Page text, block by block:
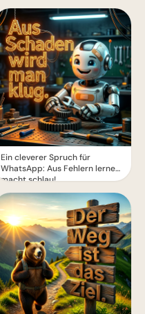
Ein cleverer Spruch für
WhatsApp: Aus Fehlern lernen
macht schlau!